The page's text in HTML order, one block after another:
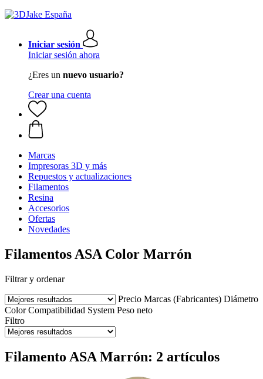
Iniciar sesión
Iniciar sesión ahora
¿Eres un nuevo usuario?
Crear una cuenta
Marcas
Impresoras 3D y más
Repuestos y actualizaciones
Filamentos
Resina
Accesorios
Ofertas
Novedades
Filamentos ASA Color Marrón
Filtrar y ordenar
Precio Marcas (Fabricantes) Diámetro
Color Compatibilidad System Peso neto
Filtro
Filamento ASA Marrón: 2 artículos